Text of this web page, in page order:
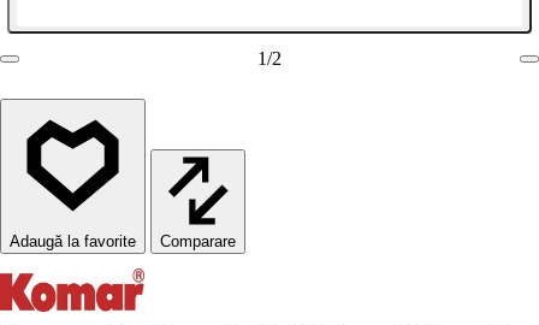
1/2
Comparare